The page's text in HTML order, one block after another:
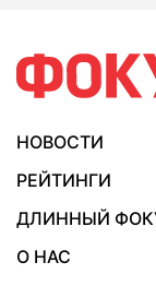
НОВОСТИ
РЕЙТИНГИ
ДЛИННЫЙ
О НАС